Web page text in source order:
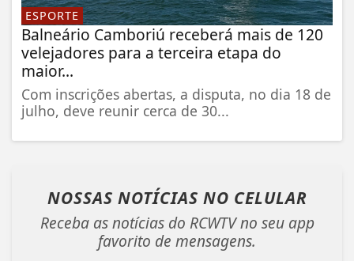
ESPORTE
Balneário Camboriú receberá mais de 120
velejadores para a terceira etapa do
maior...
Com inscrições abertas, a disputa, no dia 18 de
julho, deve reunir cerca de 30...
NOSSAS NOTÍCIAS NO CELULAR
Receba as notícias do RCWTV no seu app
favorito de mensagens.